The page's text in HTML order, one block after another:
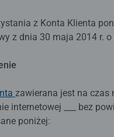
z Konta Klienta
z dnia 30 maja 2014 r.
zawierana jest na czas
internetowej ___ bez
poniżej: